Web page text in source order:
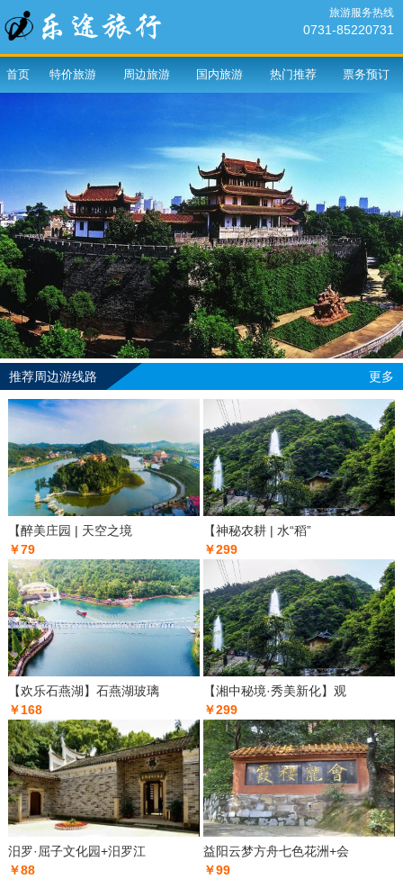
旅游服务热线
0731-85220731
首页 特价旅游 周边旅游 国内旅游 热门推荐 票务预订
推荐周边游线路 更多
【醉美庄园 | 天空之境
￥79
【神秘农耕 | 水“稻”
￥299
【欢乐石燕湖】石燕湖玻璃
￥168
【湘中秘境·秀美新化】观
￥299
汨罗·屈子文化园+汨罗江
￥88
益阳云梦方舟七色花洲+会
￥99